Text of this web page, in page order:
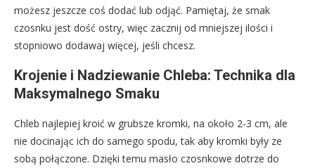
możesz jeszcze coś dodać lub odjąć. Pamiętaj, że smak
czosnku jest dość ostry, więc zacznij od mniejszej ilości i
stopniowo dodawaj więcej, jeśli chcesz.
Krojenie i Nadziewanie Chleba: Technika dla
Maksymalnego Smaku
Chleb najlepiej kroić w grubsze kromki, na około 2-3 cm, ale
nie docinając ich do samego spodu, tak aby kromki były ze
sobą połączone. Dzięki temu masło czosnkowe dotrze do